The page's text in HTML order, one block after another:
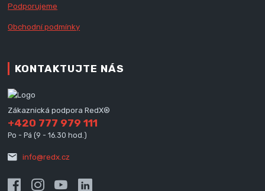
Podporujeme
Obchodní podmínky
KONTAKTUJTE NÁS
Zákaznická podpora RedX®
+420 777 979 111
Po - Pá (9 - 16.30 hod.)
info@redx.cz